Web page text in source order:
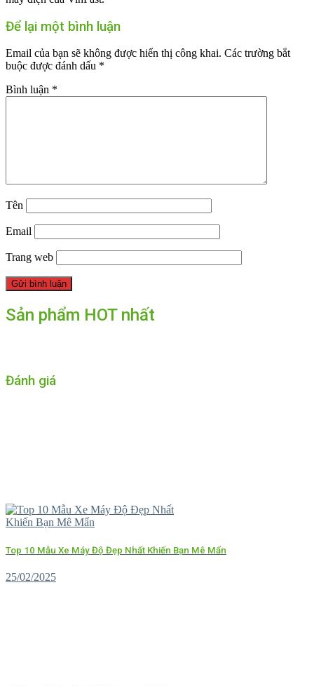
Để lại một bình luận
Email của bạn sẽ không được hiển thị công khai. Các trường bắt
buộc được đánh dấu *
Bình luận *
Tên
Email
Trang web
Sản phẩm HOT nhất
Đánh giá
Top 10 Mẫu Xe Máy Độ Đẹp Nhất Khiến Bạn Mê Mẩn
25/02/2025